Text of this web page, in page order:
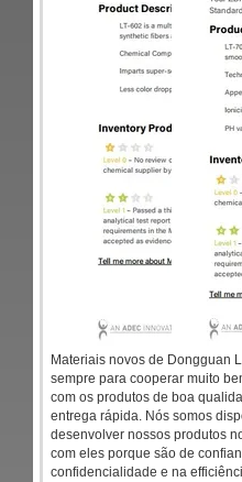
Materiais novos de Dongguan
sempre para cooperar muito
com os produtos de boa
entrega rápida. Nós somos
desenvolver nossos produtos
com eles porque são de
confidencialidade e na